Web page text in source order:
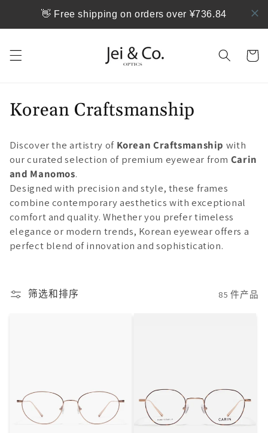
👋 Free shipping on orders over ¥736.84
跳到内
物
Korean Craftsmanship
Discover the artistry of Korean Craftsmanship with
our curated selection of premium eyewear from Carin
and Manomos.
Designed with precision and style, these frames
combine contemporary aesthetics with exceptional
comfort and quality. Whether you prefer timeless
elegance or modern trends, Korean eyewear offers a
perfect blend of innovation and sophistication.
筛选和排序 85 件产品